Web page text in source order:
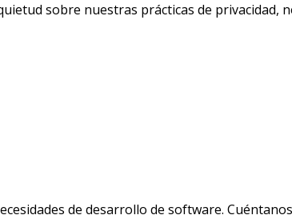
sobre nuestras prácticas de privacidad,
de desarrollo de software.